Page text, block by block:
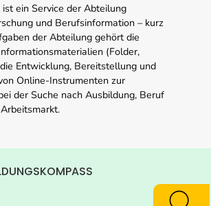
ein Service der Abteilung
und Berufsinformation – kurz
der Abteilung gehört die
(Folder,
Entwicklung, Bereitstellung und
Online-Instrumenten zur
der Suche nach Ausbildung, Beruf